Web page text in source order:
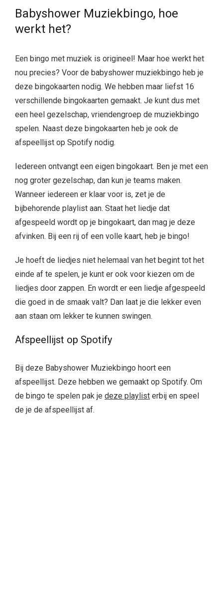
Babyshower Muziekbingo, hoe
werkt het?
Een bingo met muziek is origineel! Maar hoe werkt het
nou precies? Voor de babyshower muziekbingo heb je
deze bingokaarten nodig. We hebben maar liefst 16
verschillende bingokaarten gemaakt. Je kunt dus met
een heel gezelschap, vriendengroep de muziekbingo
spelen. Naast deze bingokaarten heb je ook de
afspeellijst op Spotify nodig.
Iedereen ontvangt een eigen bingokaart. Ben je met een
nog groter gezelschap, dan kun je teams maken.
Wanneer iedereen er klaar voor is, zet je de
bijbehorende playlist aan. Staat het liedje dat
afgespeeld wordt op je bingokaart, dan mag je deze
afvinken. Bij een rij of een volle kaart, heb je bingo!
Je hoeft de liedjes niet helemaal van het begint tot het
einde af te spelen, je kunt er ook voor kiezen om de
liedjes door zappen. En wordt er een liedje afgespeeld
die goed in de smaak valt? Dan laat je die lekker even
aan staan om lekker te kunnen swingen.
Afspeellijst op Spotify
Bij deze Babyshower Muziekbingo hoort een
afspeellijst. Deze hebben we gemaakt op Spotify. Om
de bingo te spelen pak je deze playlist erbij en speel
de je de afspeellijst af.